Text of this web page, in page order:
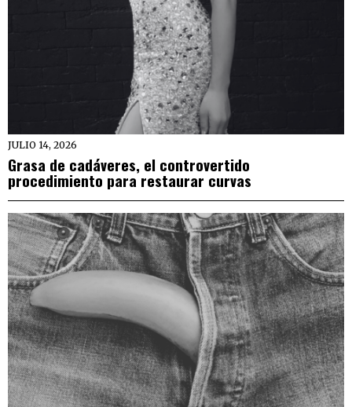
JULIO 14, 2026
Grasa de cadáveres, el controvertido
procedimiento para restaurar curvas